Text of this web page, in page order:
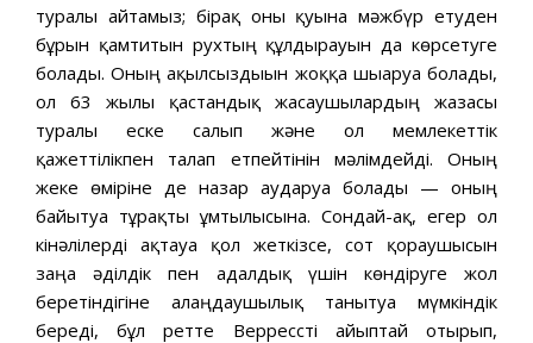
туралы айтамыз; бірақ оны қуғынға мәжбүр етуден
бұрын қамтитын рухтың құлдырауын да көрсетуге
болады. Оның ақылсыздығын жоққа шығаруға болады,
ол 63 жылғы қастандық жасаушылардың жазасы
туралы еске салып және ол мемлекеттік
қажеттілікпен талап етпейтінін мәлімдейді. Оның
жеке өміріне де назар аударуға болады — оның
байытуға тұрақты ұмтылысына. Сондай-ақ, егер ол
кінәлілерді ақтауға қол жеткізсе, сот қорғаушысын
заңға әділдік пен адалдық үшін көндіруге жол
беретіндігіне алаңдаушылық танытуға мүмкіндік
береді, бұл ретте Веррессті айыптай отырып,